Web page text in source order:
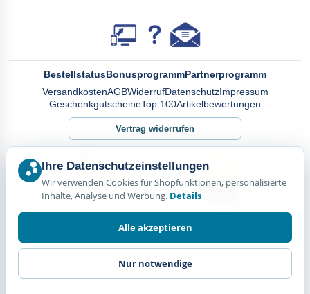
BestellstatusBonusprogrammPartnerprogramm
VersandkostenAGBWiderrufDatenschutzImpressum
GeschenkgutscheineTop 100Artikelbewertungen
Vertrag widerrufen
Ihre Datenschutzeinstellungen
Wir verwenden Cookies für Shopfunktionen, personalisierte
Inhalte, Analyse und Werbung. Details
Alle akzeptieren
Nur notwendige